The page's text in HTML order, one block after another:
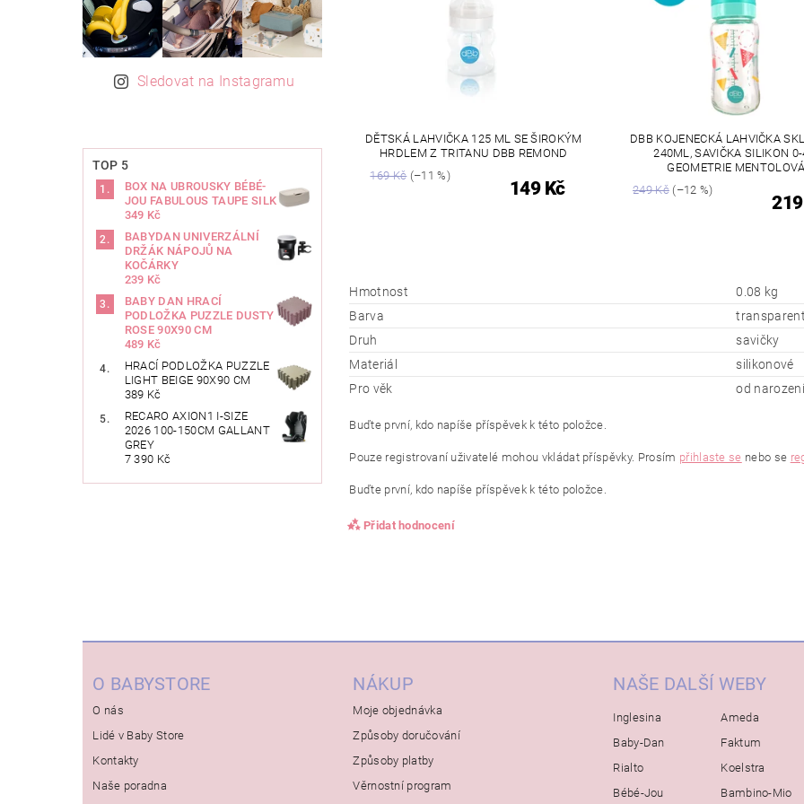
Sledovat na Instagramu
TOP 5
BOX NA UBROUSKY BÉBÉ-
JOU FABULOUS TAUPE SILK
349 Kč
BABYDAN UNIVERZÁLNÍ
DRŽÁK NÁPOJŮ NA
KOČÁRKY
239 Kč
BABY DAN HRACÍ
PODLOŽKA PUZZLE DUSTY
ROSE 90X90 CM
489 Kč
HRACÍ PODLOŽKA PUZZLE
LIGHT BEIGE 90X90 CM
389 Kč
RECARO AXION1 I-SIZE
2026 100-150CM GALLANT
GREY
7 390 Kč
DĚTSKÁ LAHVIČKA 125 ML SE ŠIROKÝM
HRDLEM Z TRITANU DBB REMOND
169 Kč(–11 %)
149 Kč
DBB KOJENECKÁ LAHVIČKA
240ML, SAVIČKA SILIKON
GEOMETRIE MENTOLOVÁ
249 Kč(–12 %)
Hmotnost
0.08 kg
Barva
Druh
savičky
Materiál
silikonové
Pro věk
od narození
Buďte první, kdo napíše příspěvek k této položce.
Pouze registrovaní uživatelé mohou vkládat příspěvky. Prosím přihlaste se nebo se
Buďte první, kdo napíše příspěvek k této položce.
Přidat hodnocení
O BABYSTORE
O nás
Lidé v Baby Store
Kontakty
Naše poradna
NÁKUP
Moje objednávka
Způsoby doručování
Způsoby platby
Věrnostní program
NAŠE DALŠÍ WEBY
Inglesina
Baby-Dan
Rialto
Bébé-Jou
Ameda
Faktum
Koelstra
Bambino-Mio